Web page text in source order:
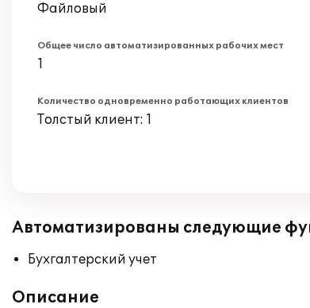
Файловый
Общее число автоматизированных рабочих мест
1
Количество одновременно работающих клиентов
Толстый клиент: 1
Автоматизированы следующие
Бухгалтерский учет
Описание